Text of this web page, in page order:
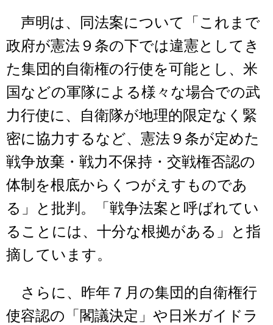
声明は、同法案について「これまで
政府が憲法９条の下では違憲としてき
た集団的自衛権の行使を可能とし、米
国などの軍隊による様々な場合での武
力行使に、自衛隊が地理的限定なく緊
密に協力するなど、憲法９条が定めた
戦争放棄・戦力不保持・交戦権否認の
体制を根底からくつがえすものであ
る」と批判。「戦争法案と呼ばれてい
ることには、十分な根拠がある」と指
摘しています。
さらに、昨年７月の集団的自衛権行
使容認の「閣議決定」や日米ガイドラ